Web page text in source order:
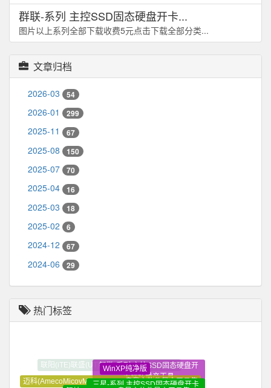
群联-系列 主控SSD固态硬盘开卡...
图片以上系列全部下载收费5元点击下载全部分类...
文章归档
2026-03 54
2026-01 299
2025-11 67
2025-08 150
2025-07 70
2025-04 16
2025-03 18
2025-02 6
2024-12 67
2024-06 29
热门标签
迈科(AmecoMicovMXTronics)U盘量产软件量产工具集
智微-系列 主控SSD固态硬盘开
卡软件量产工具
三星-系列 主控SSD固态硬盘开卡
银灿(Innostor)U盘量产软件量产工具集
WinXP纯净版